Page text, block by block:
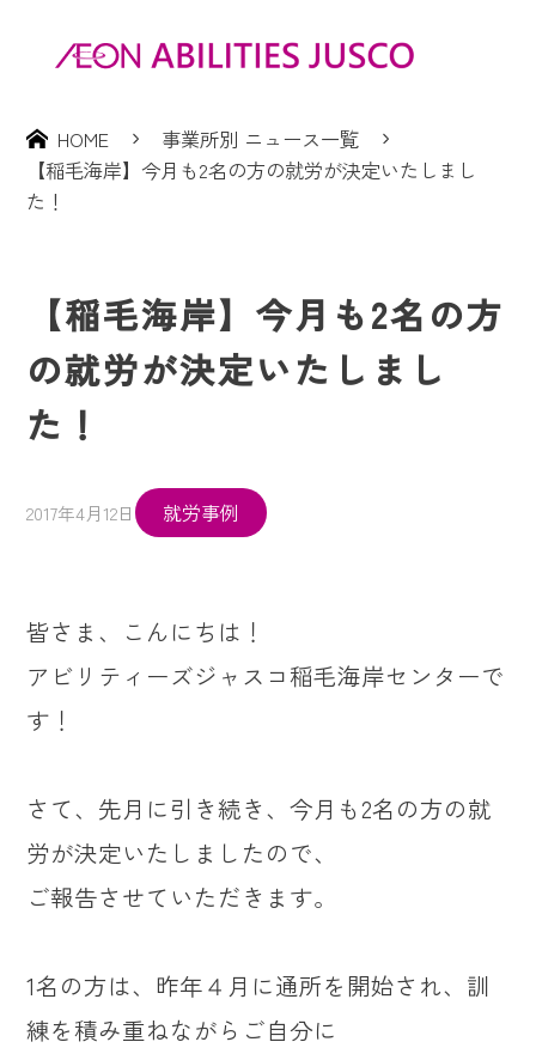
HOME
事業所別 ニュース一覧
【稲毛海岸】今月も2名の方の就労が決定いたしまし
た！
【稲毛海岸】今月も2名の方
の就労が決定いたしまし
た！
2017年4月12日 就労事例
皆さま、こんにちは！
アビリティーズジャスコ稲毛海岸センターで
す！
さて、先月に引き続き、今月も2名の方の就
労が決定いたしましたので、
ご報告させていただきます。
1名の方は、昨年４月に通所を開始され、訓
練を積み重ねながらご自分に